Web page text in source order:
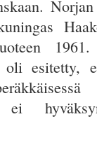
1961.
oli esitetty,